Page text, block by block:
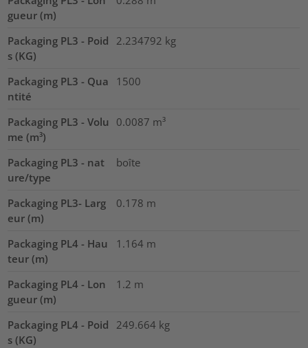
gueur (m)
Packaging PL3 - Poid
s (KG)
2.234792 kg
Packaging PL3 - Qua
ntité
1500
Packaging PL3 - Volu
me (m³)
0.0087 m³
Packaging PL3 - nat
ure/type
boîte
Packaging PL3- Larg
eur (m)
0.178 m
Packaging PL4 - Hau
teur (m)
1.164 m
Packaging PL4 - Lon
gueur (m)
1.2 m
Packaging PL4 - Poid
s (KG)
249.664 kg